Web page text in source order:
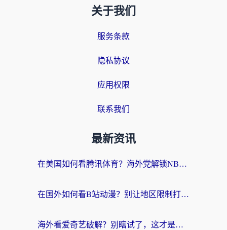
关于我们
服务条款
隐私协议
应用权限
联系我们
最新资讯
在美国如何看腾讯体育？海外党解锁NBA欧洲杯直播的终极攻略
在国外如何看B站动漫？别让地区限制打断你的追番节奏
海外看爱奇艺破解？别瞎试了，这才是留学生华人追剧看球的正确打开方式